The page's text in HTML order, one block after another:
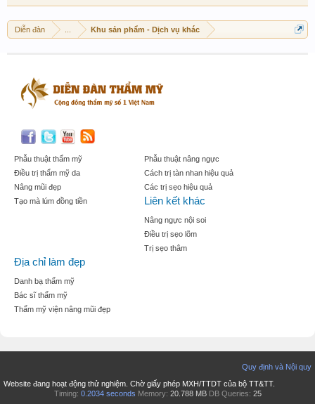
Diễn đàn Khu sản phẩm - Dịch vụ khác
Phẫu thuật thẩm mỹ
Điều trị thẩm mỹ da
Nâng mũi đẹp
Tạo mà lúm đồng tiền
Phẫu thuật nâng ngực
Cách trị tàn nhan hiệu quả
Các trị sẹo hiệu quả
Liên kết khác
Nâng ngực nội soi
Điều trị sẹo lõm
Trị sẹo thâm
Địa chỉ làm đẹp
Danh bạ thẩm mỹ
Bác sĩ thẩm mỹ
Thẩm mỹ viện nâng mũi đẹp
Quy định và Nội quy
Website đang hoạt động thử nghiệm. Chờ giấy phép MXH/TTDT của bộ TT&TT.
Timing: 0.2034 seconds Memory: 20.788 MB DB Queries: 25